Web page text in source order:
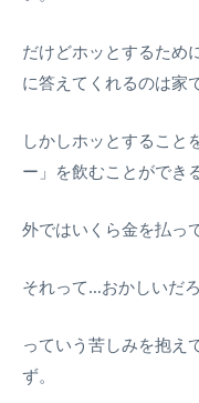
だけどホッとするため
に答えてくれるのは家
しかしホッとすること
ー」を飲むことができ
外ではいくら金を払っ
それって…おかしいだ
っていう苦しみを抱え
ず。